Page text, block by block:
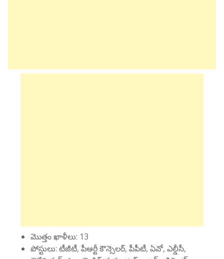
మొత్తం ఖాళీలు: 13
పోస్టులు: టీజీటీ, పీఆర్టీ కౌన్సెలర్, పీపీటీ, ఏవో, ఎల్డీసీ,